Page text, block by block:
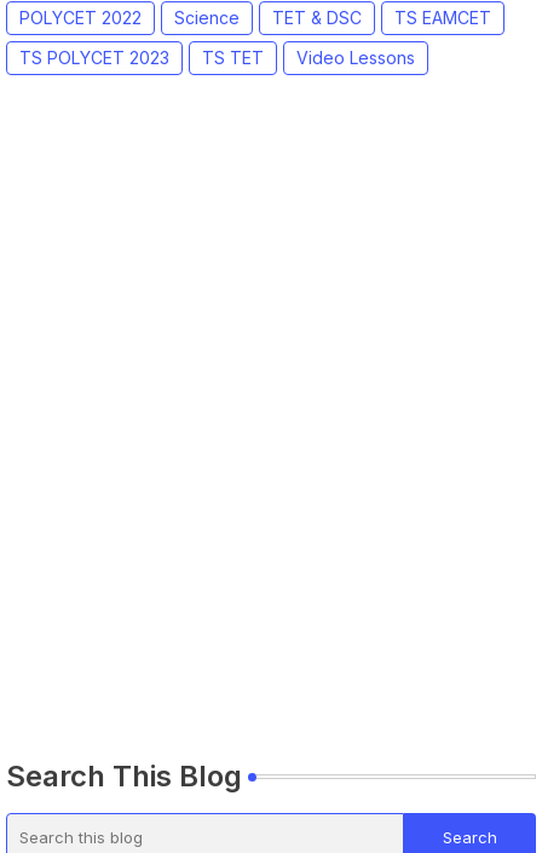
POLYCET 2022 Science TET & DSC
TS EAMCET
TS POLYCET 2023
TS TET Video Lessons
Search This Blog